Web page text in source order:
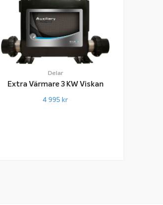
Delar
Extra Värmare 3 KW Viskan
4 995 kr